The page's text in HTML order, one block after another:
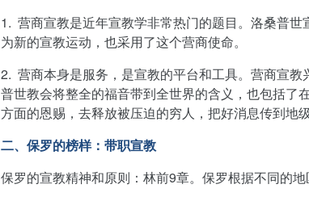
1. 营商宣教是近年宣教学非常热门的题目。洛桑普
为新的宣教运动，也采用了这个营商使命。
2. 营商本身是服务，是宣教的平台和工具。营商宣教
普世教会将整全的福音带到全世界的含义，也包括了
方面的恩赐，去释放被压迫的穷人，把好消息传到地级
二、保罗的榜样：带职宣教
保罗的宣教精神和原则：林前9章。保罗根据不同的地